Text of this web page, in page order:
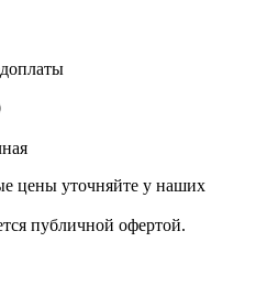
цены уточняйте у наших
публичной офертой.